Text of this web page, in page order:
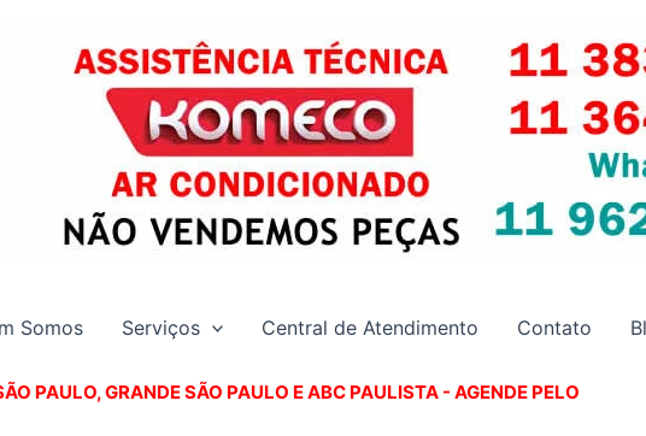
Somos Serviços Central de Atendimento Contato
PAULO, GRANDE SÃO PAULO E ABC PAULISTA - AGENDE PELO